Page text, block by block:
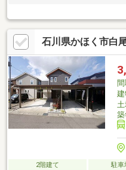
石川県かほく市白
間
築
2階建て 駐車